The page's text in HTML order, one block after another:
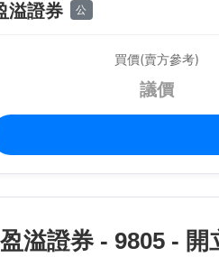
溢證券 公
買價(賣方參考)
議價
盈溢證券 - 9805 -